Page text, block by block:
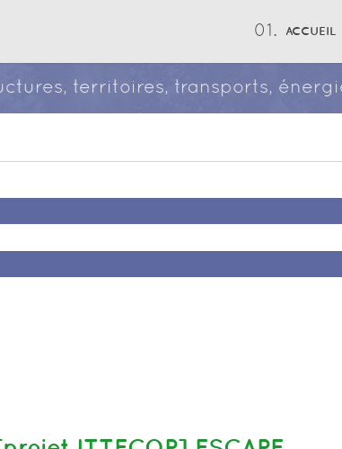
ACCUEIL
territoires, transports,